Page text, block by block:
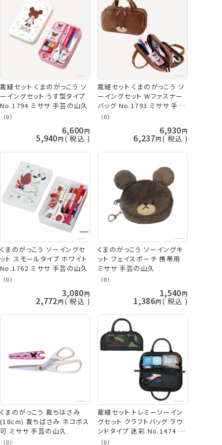
裁縫セット くまのがっこう ソ
ーイングセット うす型タイプ
No.1794 ミササ 手芸の山久
（0）
6,600
5,940 税込
裁縫セット くまのがっこう ソ
ーイングセット Wファスナー
バッグ No.1793 ミササ 手芸
の山久
（0）
6,930
6,237 税込
くまのがっこう ソーイングセ
ット スモールタイプ ホワイト
No.1762 ミササ 手芸の山久
（0）
3,080
2,772 税込
くまのがっこう ソーイングキ
ット フェイスポーチ 携帯用
ミササ 手芸の山久
（0）
1,540
1,386 税込
くまのがっこう 裁ちはさみ
(18cm) 裁ちばさみ ネコポス
可 ミササ 手芸の山久
（0）
裁縫セット トレミーソーイン
グセット クラフトバッグ ラウ
ンドタイプ 迷彩 No.1474 ミ
ササ 手芸の山久
（0）